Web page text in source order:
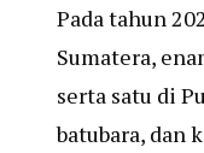
Pada tahun
Sumatera,
serta satu di
batubara, dan